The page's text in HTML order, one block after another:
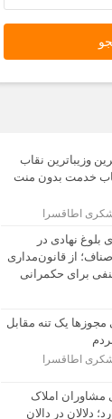
وزیباترین نقاب
خدمت بدون منت
اطاقسرا
نهادی در
از قانون‌مداری
برای حکمرانی
مجوزها یک تنه مقابل
اطاقسرا
املاک
دلالان در دالان